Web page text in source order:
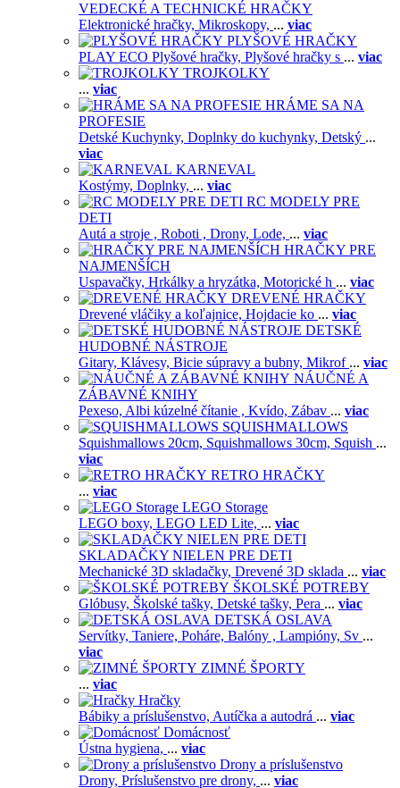
VEDECKÉ A TECHNICKÉ HRAČKY
Elektronické hračky, Mikroskopy, ... viac
PLYŠOVÉ HRAČKY
PLAY ECO Plyšové hračky, Plyšové hračky s ... viac
TROJKOLKY
... viac
HRÁME SA NA
PROFESIE
Detské Kuchynky, Doplnky do kuchynky, Detský ...
viac
KARNEVAL
Kostýmy, Doplnky, ... viac
RC MODELY PRE
DETI
Autá a stroje , Roboti , Drony, Lode, ... viac
HRAČKY PRE
NAJMENŠÍCH
Uspavačky, Hrkálky a hryzátka, Motorické h ... viac
DREVENÉ HRAČKY
Drevené vláčiky a koľajnice, Hojdacie ko ... viac
DETSKÉ
HUDOBNÉ NÁSTROJE
Gitary, Klávesy, Bicie súpravy a bubny, Mikrof ... viac
NÁUČNÉ A
ZÁBAVNÉ KNIHY
Pexeso, Albi kúzelné čítanie , Kvído, Zábav ... viac
SQUISHMALLOWS
Squishmallows 20cm, Squishmallows 30cm, Squish ...
viac
RETRO HRAČKY
... viac
LEGO Storage
LEGO boxy, LEGO LED Lite, ... viac
SKLADAČKY NIELEN PRE DETI
Mechanické 3D skladačky, Drevené 3D sklada ... viac
ŠKOLSKÉ POTREBY
Glóbusy, Školské tašky, Detské tašky, Pera ... viac
DETSKÁ OSLAVA
Servítky, Taniere, Poháre, Balóny , Lampióny, Sv ...
viac
ZIMNÉ ŠPORTY
... viac
Hračky
Bábiky a príslušenstvo, Autíčka a autodrá ... viac
Domácnosť
Ústna hygiena, ... viac
Drony a príslušenstvo
Drony, Príslušenstvo pre drony, ... viac